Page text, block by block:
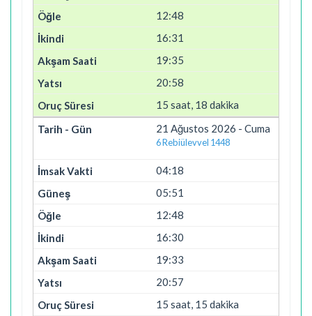
12:48
16:31
19:35
20:58
15 saat, 18 dakika
21 Ağustos 2026 - Cuma
6 Rebiülevvel 1448
04:18
05:51
12:48
16:30
19:33
20:57
15 saat, 15 dakika